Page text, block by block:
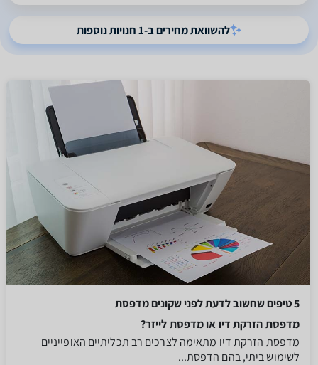
להשוואת מחירים ב-1 חנויות נוספות
5 טיפים שחשוב לדעת לפני שקונים מדפסת
מדפסת הזרקת דיו או מדפסת לייזר?
מדפסת הזרקת דיו מתאימה לצרכים רב תכליתיים האופייניים
לשימוש ביתי, בהם הדפסת...